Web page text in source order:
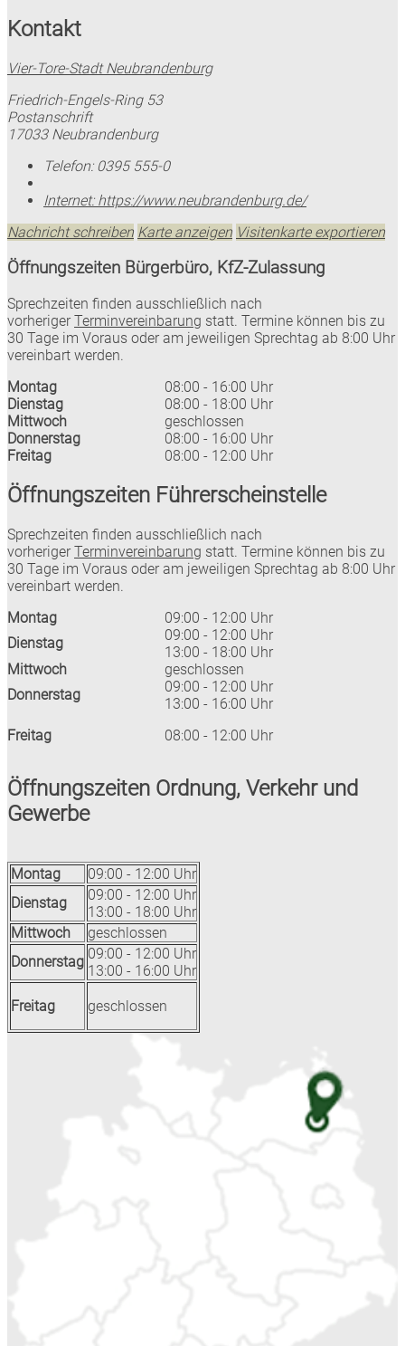
Kontakt
Vier-Tore-Stadt Neubrandenburg
Friedrich-Engels-Ring 53
Postanschrift
17033 Neubrandenburg
Telefon: 0395 555-0
Internet: https://www.neubrandenburg.de/
Nachricht schreiben Karte anzeigen Visitenkarte exportieren
Öffnungszeiten Bürgerbüro, KfZ-Zulassung
Sprechzeiten finden ausschließlich nach
vorheriger Terminvereinbarung statt. Termine können bis zu
30 Tage im Voraus oder am jeweiligen Sprechtag ab 8:00 Uhr
vereinbart werden.
Montag
08:00 - 16:00 Uhr
Dienstag
08:00 - 18:00 Uhr
Mittwoch
geschlossen
Donnerstag
08:00 - 16:00 Uhr
Freitag
08:00 - 12:00 Uhr
Öffnungszeiten Führerscheinstelle
Sprechzeiten finden ausschließlich nach
vorheriger Terminvereinbarung statt. Termine können bis zu
30 Tage im Voraus oder am jeweiligen Sprechtag ab 8:00 Uhr
vereinbart werden.
Montag
09:00 - 12:00 Uhr
Dienstag
09:00 - 12:00 Uhr
13:00 - 18:00 Uhr
Mittwoch
geschlossen
Donnerstag
09:00 - 12:00 Uhr
13:00 - 16:00 Uhr
Freitag
08:00 - 12:00 Uhr
Öffnungszeiten Ordnung, Verkehr und
Gewerbe
Montag
09:00 - 12:00 Uhr
Dienstag
09:00 - 12:00 Uhr
13:00 - 18:00 Uhr
Mittwoch
geschlossen
Donnerstag 09:00 - 12:00 Uhr
13:00 - 16:00 Uhr
Freitag geschlossen